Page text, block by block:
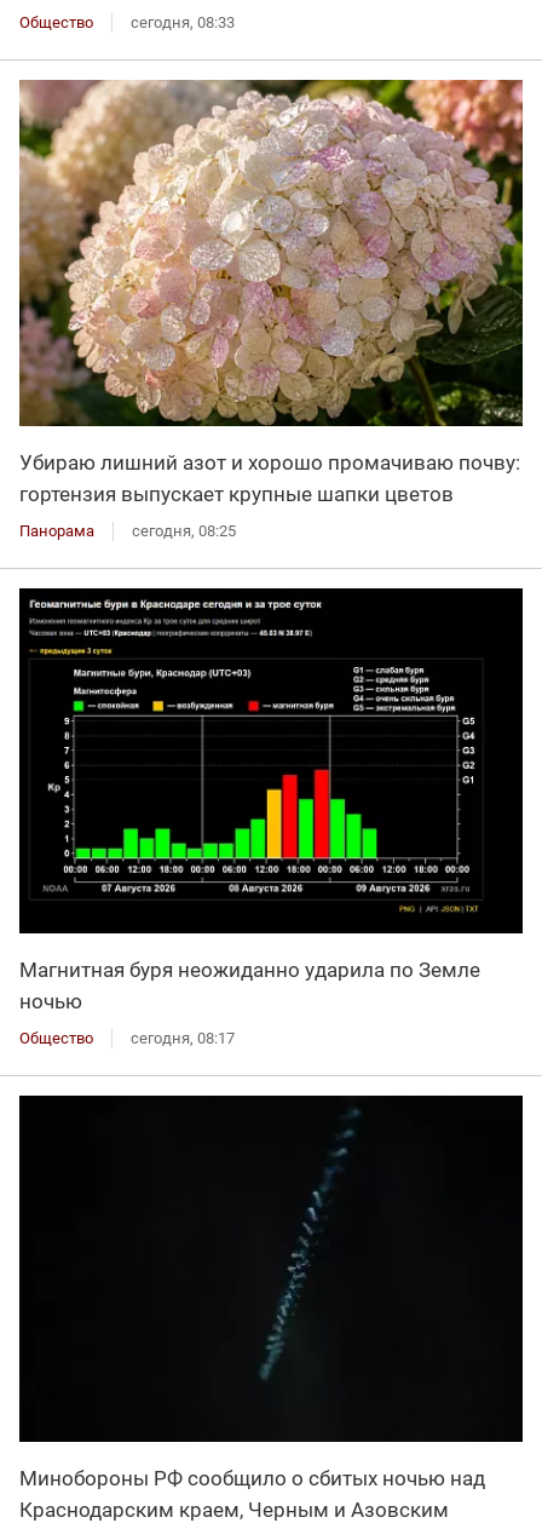
Общество сегодня, 08:33
Убираю лишний азот и хорошо промачиваю почву:
гортензия выпускает крупные шапки цветов
Панорама сегодня, 08:25
Магнитная буря неожиданно ударила по Земле
ночью
Общество сегодня, 08:17
Минобороны РФ сообщило о сбитых ночью над
Краснодарским краем, Черным и Азовским